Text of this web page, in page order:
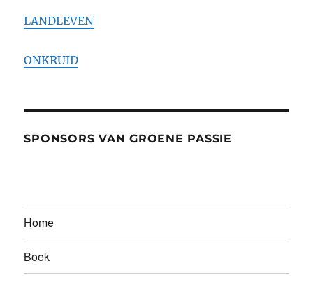
LANDLEVEN
ONKRUID
SPONSORS VAN GROENE PASSIE
Home
Boek